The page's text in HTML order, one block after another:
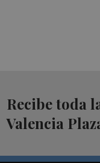
Recibe toda
Valencia